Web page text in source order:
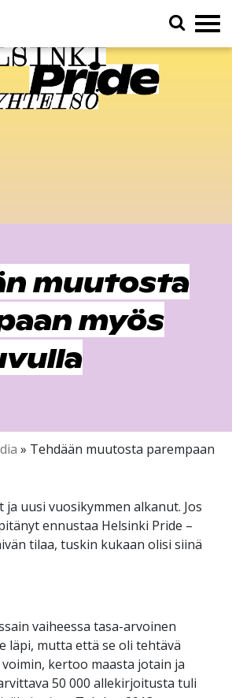
muutosta
myös
» Tehdään muutosta parempaan
uusi vuosikymmen alkanut. Jos
ennustaa Helsinki Pride –
tilaa, tuskin kukaan olisi siinä
vaiheessa tasa-arvoinen
läpi, mutta että se oli tehtävä
kertoo maasta jotain ja
50 000 allekirjoitusta tuli